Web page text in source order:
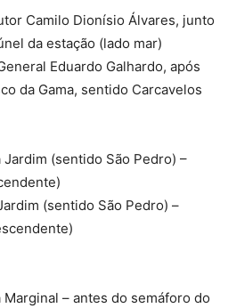
Camilo Dionísio Álvares, junto
da estação (lado mar)
Eduardo Galhardo, após
da Gama, sentido Carcavelos
(sentido São Pedro) –
(sentido São Pedro) –
– antes do semáforo do